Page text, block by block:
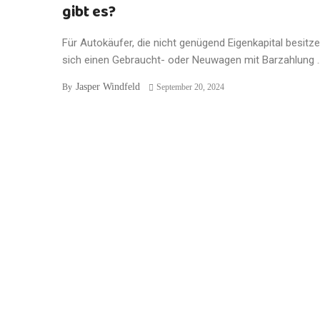
gibt es?
Für Autokäufer, die nicht genügend Eigenkapital
sich einen Gebraucht- oder Neuwagen mit Barzahlung
By Jasper Windfeld September 20, 2024